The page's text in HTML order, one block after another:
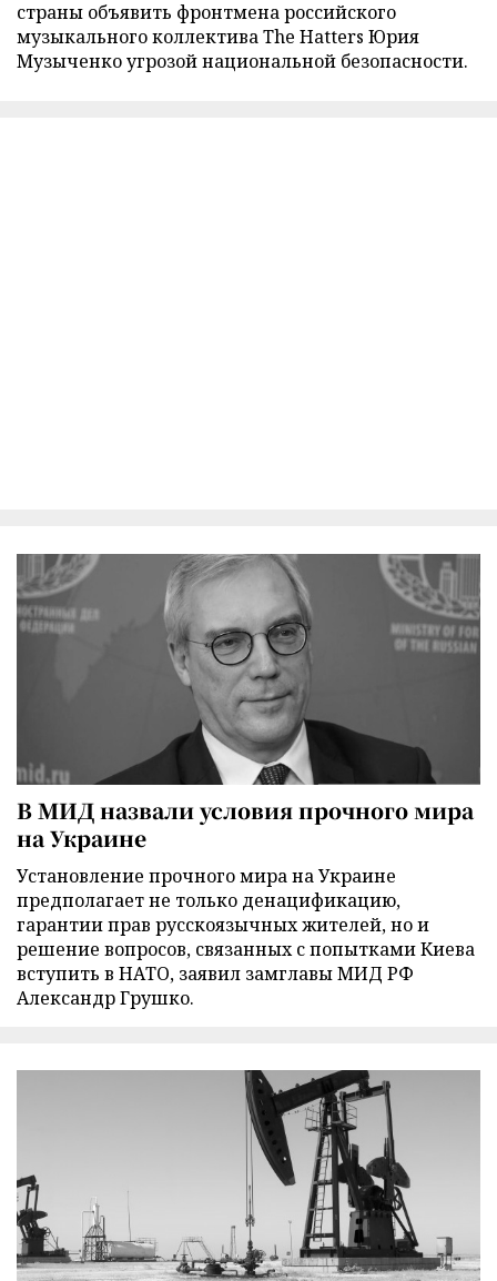
страны объявить фронтмена российского
музыкального коллектива The Hatters Юрия
Музыченко угрозой национальной безопасности.
В МИД назвали условия прочного мира
на Украине
Установление прочного мира на Украине
предполагает не только денацификацию,
гарантии прав русскоязычных жителей, но и
решение вопросов, связанных с попытками Киева
вступить в НАТО, заявил замглавы МИД РФ
Александр Грушко.